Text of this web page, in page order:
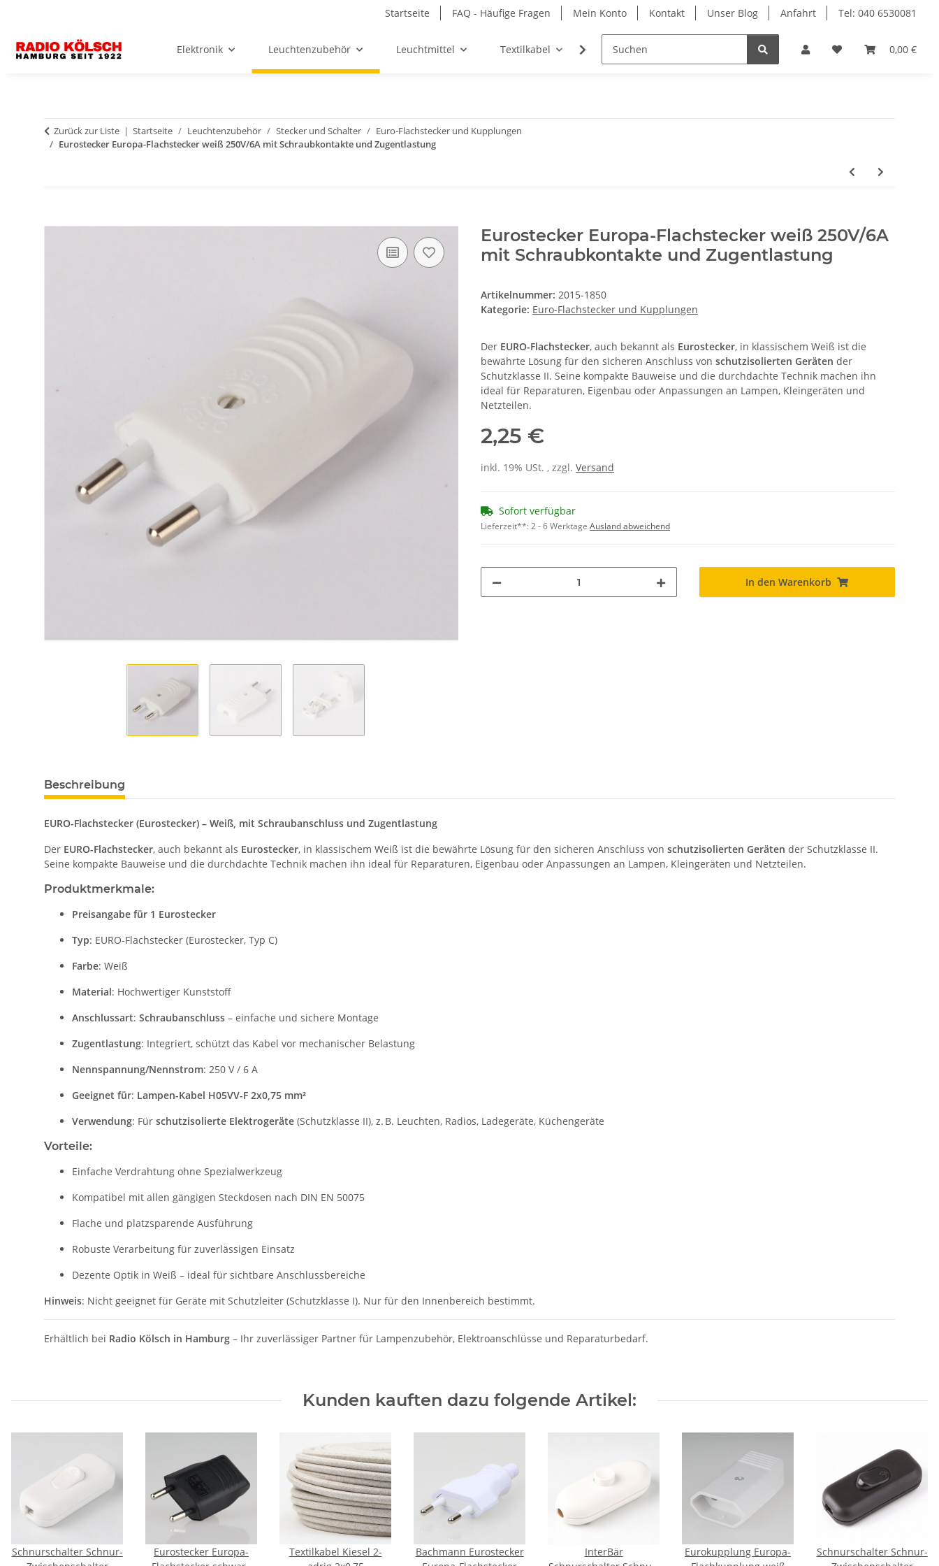
Startseite FAQ - Häufige Fragen Mein Konto Kontakt Unser Blog Anfahrt Tel: 040 6530081
0,00 €
Elektronik Leuchtenzubehör Leuchtmittel Textilkabel Möbel-Ersatzteile
Zurück zur Liste Startseite Leuchtenzubehör Stecker und Schalter
Euro-Flachstecker und Kupplungen
Eurostecker Europa-Flachstecker weiß 250V/6A mit Schraubkontakte und Zugentlastung
Eurostecker Europa-Flachstecker weiß 250V/6A
mit Schraubkontakte und Zugentlastung
Artikelnummer: 2015-1850
Kategorie: Euro-Flachstecker und Kupplungen
Der EURO-Flachstecker, auch bekannt als Eurostecker, in klassischem Weiß ist die
bewährte Lösung für den sicheren Anschluss von schutzisolierten Geräten der
Schutzklasse II. Seine kompakte Bauweise und die durchdachte Technik machen ihn
ideal für Reparaturen, Eigenbau oder Anpassungen an Lampen, Kleingeräten und
Netzteilen.
2,25 €
inkl. 19% USt. , zzgl. Versand
Sofort verfügbar
Lieferzeit**:2 - 6 Werktage Ausland abweichend
In den Warenkorb
Beschreibung
EURO-Flachstecker (Eurostecker) – Weiß, mit Schraubanschluss und Zugentlastung
Der EURO-Flachstecker, auch bekannt als Eurostecker, in klassischem Weiß ist die bewährte Lösung für den sicheren Anschluss von schutzisolierten Geräten der Schutzklasse II.
Seine kompakte Bauweise und die durchdachte Technik machen ihn ideal für Reparaturen, Eigenbau oder Anpassungen an Lampen, Kleingeräten und Netzteilen.
Produktmerkmale:
Preisangabe für 1 Eurostecker
Typ: EURO-Flachstecker (Eurostecker, Typ C)
Farbe: Weiß
Material: Hochwertiger Kunststoff
Anschlussart: Schraubanschluss – einfache und sichere Montage
Zugentlastung: Integriert, schützt das Kabel vor mechanischer Belastung
Nennspannung/Nennstrom: 250 V / 6 A
Geeignet für: Lampen-Kabel H05VV-F 2x0,75 mm²
Verwendung: Für schutzisolierte Elektrogeräte (Schutzklasse II), z. B. Leuchten, Radios, Ladegeräte, Küchengeräte
Vorteile:
Einfache Verdrahtung ohne Spezialwerkzeug
Kompatibel mit allen gängigen Steckdosen nach DIN EN 50075
Flache und platzsparende Ausführung
Robuste Verarbeitung für zuverlässigen Einsatz
Dezente Optik in Weiß – ideal für sichtbare Anschlussbereiche
Hinweis: Nicht geeignet für Geräte mit Schutzleiter (Schutzklasse I). Nur für den Innenbereich bestimmt.
Erhältlich bei Radio Kölsch in Hamburg – Ihr zuverlässiger Partner für Lampenzubehör, Elektroanschlüsse und Reparaturbedarf.
Kunden kauften dazu folgende Artikel:
Schnurschalter Schnur-
Eurostecker Europa-
Textilkabel Kiesel 2-
Bachmann Eurostecker
InterBär
Eurokupplung Europa-
Schnurschalter Schnur-